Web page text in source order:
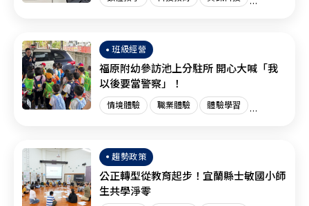
班級經營
福原附幼參訪池上分駐所 開心大喊「我
以後要當警察」！
情境體驗 職業體驗 體驗學習
趨勢政策
公正轉型從教育起步！宜蘭縣士敏國小師
生共學淨零